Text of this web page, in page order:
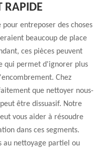
RAPIDE
entreposer des choses
beaucoup de place
ces pièces peuvent
qui permet d'ignorer plus
Chez
que nettoyer nous-
être dissuasif. Notre
vous aider à résoudre
dans ces segments.
au nettoyage partiel ou